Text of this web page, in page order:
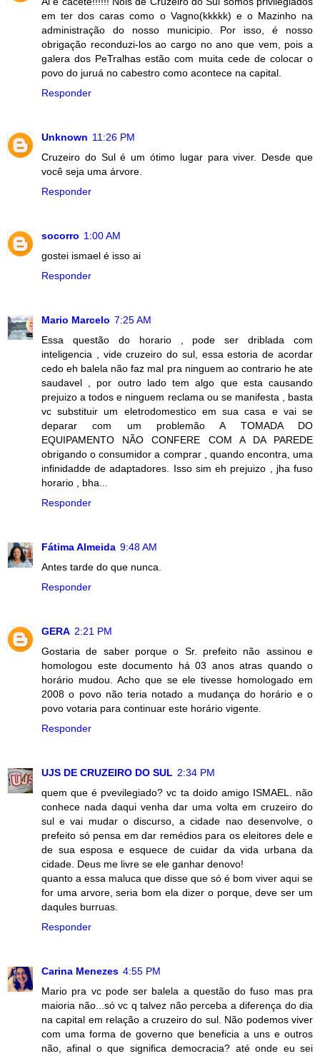
em ter dos caras como o Vagno(kkkkk) e o Mazinho na
administração do nosso municipio. Por isso, é nosso
obrigação reconduzi-los ao cargo no ano que vem, pois a
galera dos PeTralhas estão com muita cede de colocar o
povo do juruá no cabestro como acontece na capital.
Responder
Unknown 11:26 PM
Cruzeiro do Sul é um ótimo lugar para viver. Desde que
você seja uma árvore.
Responder
socorro 1:00 AM
gostei ismael é isso ai
Responder
Mario Marcelo 7:25 AM
Essa questão do horario , pode ser driblada com
inteligencia , vide cruzeiro do sul, essa estoria de acordar
cedo eh balela não faz mal pra ninguem ao contrario he ate
saudavel , por outro lado tem algo que esta causando
prejuizo a todos e ninguem reclama ou se manifesta , basta
vc substituir um eletrodomestico em sua casa e vai se
deparar com um problemão A TOMADA DO
EQUIPAMENTO NÃO CONFERE COM A DA PAREDE
obrigando o consumidor a comprar , quando encontra, uma
infinidadde de adaptadores. Isso sim eh prejuizo , jha fuso
horario , bha...
Responder
Fátima Almeida 9:48 AM
Antes tarde do que nunca.
Responder
GERA 2:21 PM
Gostaria de saber porque o Sr. prefeito não assinou e
homologou este documento há 03 anos atras quando o
horário mudou. Acho que se ele tivesse homologado em
2008 o povo não teria notado a mudança do horário e o
povo votaria para continuar este horário vigente.
Responder
UJS DE CRUZEIRO DO SUL 2:34 PM
quem que é pvevilegiado? vc ta doido amigo ISMAEL. não
conhece nada daqui venha dar uma volta em cruzeiro do
sul e vai mudar o discurso, a cidade nao desenvolve, o
prefeito só pensa em dar remédios para os eleitores dele e
de sua esposa e esquece de cuidar da vida urbana da
cidade. Deus me livre se ele ganhar denovo!
quanto a essa maluca que disse que só é bom viver aqui se
for uma arvore, seria bom ela dizer o porque, deve ser um
daqules burruas.
Responder
Carina Menezes 4:55 PM
Mario pra vc pode ser balela a questão do fuso mas pra
maioria não...só vc q talvez não perceba a diferença do dia
na capital em relação a cruzeiro do sul. Não podemos viver
com uma forma de governo que beneficia a uns e outros
não, afinal o que significa democracia? até onde eu sei